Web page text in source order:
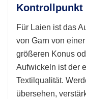
Kontrollpunkt
Für Laien ist das
von Garn von
größeren Konus
Aufwickeln ist der
Textilqualität.
übersehen,